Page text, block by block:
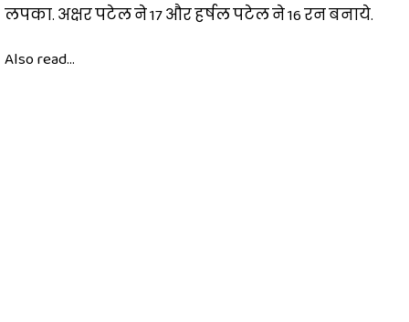
लपका. अक्षर पटेल ने 17 और हर्षल पटेल ने 16 रन बनाये.
Also read...